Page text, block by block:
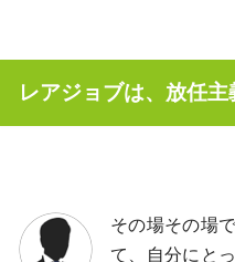
レアジョブは、放任主
その場その場
て、自分にと